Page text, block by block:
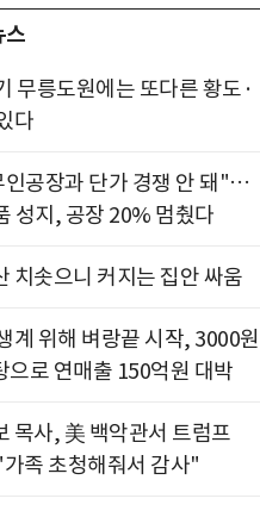
스
무릉도원에는 또다른 황도·
다
인공장과 단가 경쟁 안 돼"…
성지, 공장 20% 멈췄다
치솟으니 커지는 집안 싸움
계 위해 벼랑끝 시작, 3000원
으로 연매출 150억원 대박
목사, 美 백악관서 트럼프
족 초청해줘서 감사"